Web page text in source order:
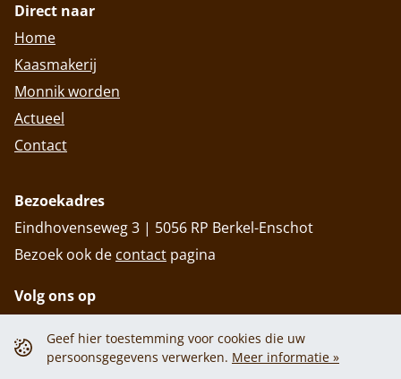
Geef hier toestemming voor cookies die uw
persoonsgegevens verwerken. Meer informatie »
Direct naar
Home
Kaasmakerij
Monnik worden
Actueel
Contact
Bezoekadres
Eindhovenseweg 3 | 5056 RP Berkel-Enschot
Bezoek ook de contact pagina
Volg ons op